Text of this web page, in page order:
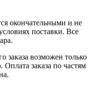
окончательными и не
поставки. Все
заказа возможен только
заказа по частям